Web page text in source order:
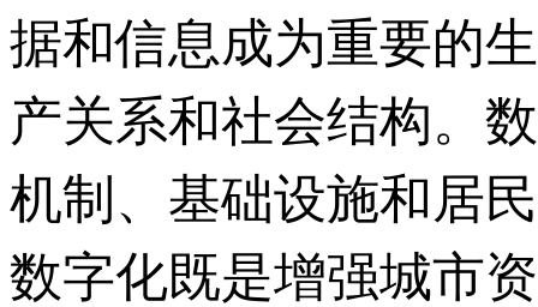
据和信息成为重要的
产关系和社会结构。
机制、基础设施和居
数字化既是增强城市